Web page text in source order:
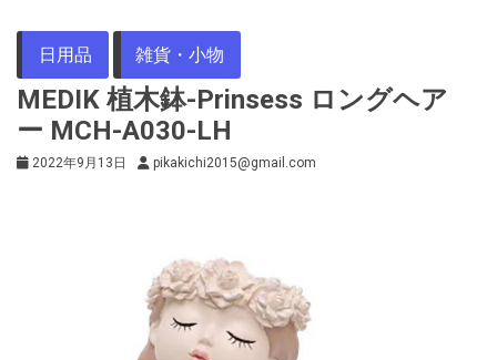
日用品 雑貨・小物
MEDIK 植木鉢-Prinsess ロングヘア
ー MCH-A030-LH
2022年9月13日 pikakichi2015@gmail.com